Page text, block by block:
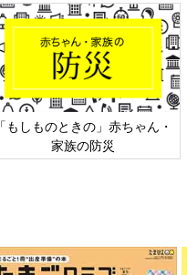
「もしものときの」赤ちゃん・
家族の防災